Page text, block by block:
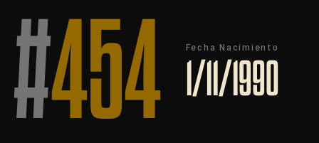
#454 Fecha Nacimiento
1/11/1990